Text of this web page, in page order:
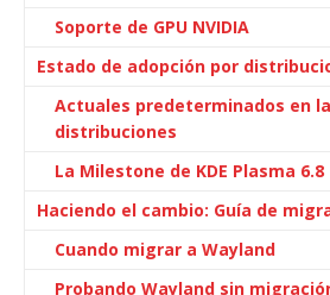
Soporte de GPU NVIDIA
Estado de adopción por
Actuales predeterminados en
distribuciones
La Milestone de KDE Plasma 6.8
Haciendo el cambio: Guía de
Cuando migrar a Wayland
Probando Wayland sin